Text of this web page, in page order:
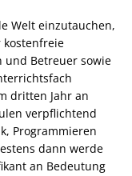
Welt einzutauchen,
kostenfreie
und Betreuer sowie
dritten Jahr an
verpflichtend
Programmieren
dann werde
an Bedeutung